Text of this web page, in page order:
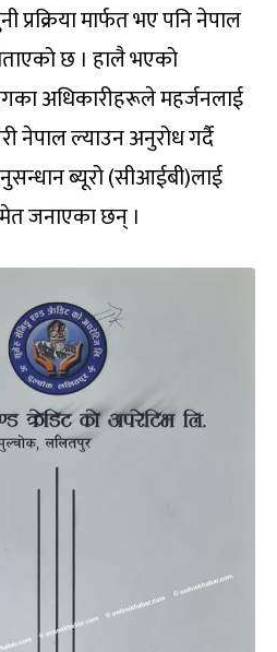
मार्फत भए पनि नेपाल
छ । हालै भएको
अधिकारीहरूले महर्जनलाई
नेपाल ल्याउन अनुरोध गर्दै
ब्यूरो (सीआईबी)लाई
जनाएका छन् ।